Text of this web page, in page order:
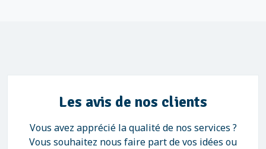
Les avis de nos clients
Vous avez apprécié la qualité de nos services ?
Vous souhaitez nous faire part de vos idées ou